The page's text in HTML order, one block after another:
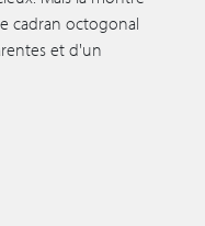
cadran octogonal
et d'un